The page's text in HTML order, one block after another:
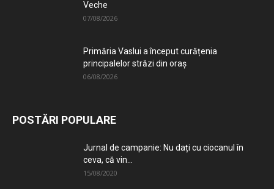
Veche
07/08/2026
Primăria Vaslui a început curățenia
principalelor străzi din oraș
06/08/2026
POSTĂRI POPULARE
Jurnal de campanie: Nu dați cu ciocanul în
ceva, că vin...
15/08/2020